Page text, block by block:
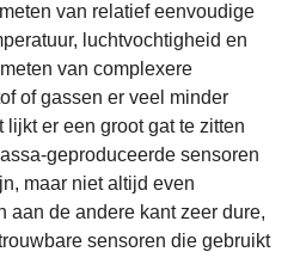
van relatief eenvoudige
luchtvochtigheid en
van complexere
of gassen er veel minder
er een groot gat te zitten
geproduceerde sensoren
maar niet altijd even
aan de andere kant zeer dure,
sensoren die gebruikt